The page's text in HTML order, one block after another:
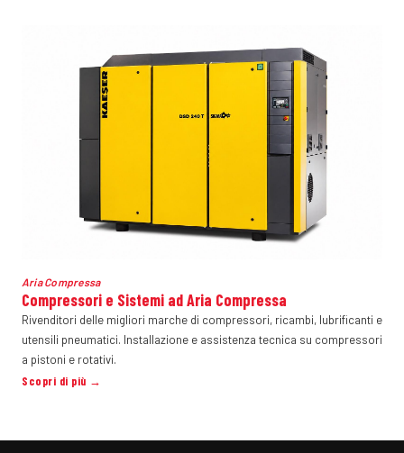
Aria Compressa
Compressori e Sistemi ad Aria Compressa
Rivenditori delle migliori marche di compressori, ricambi, lubrificanti e
utensili pneumatici. Installazione e assistenza tecnica su compressori
a pistoni e rotativi.
Scopri di più →